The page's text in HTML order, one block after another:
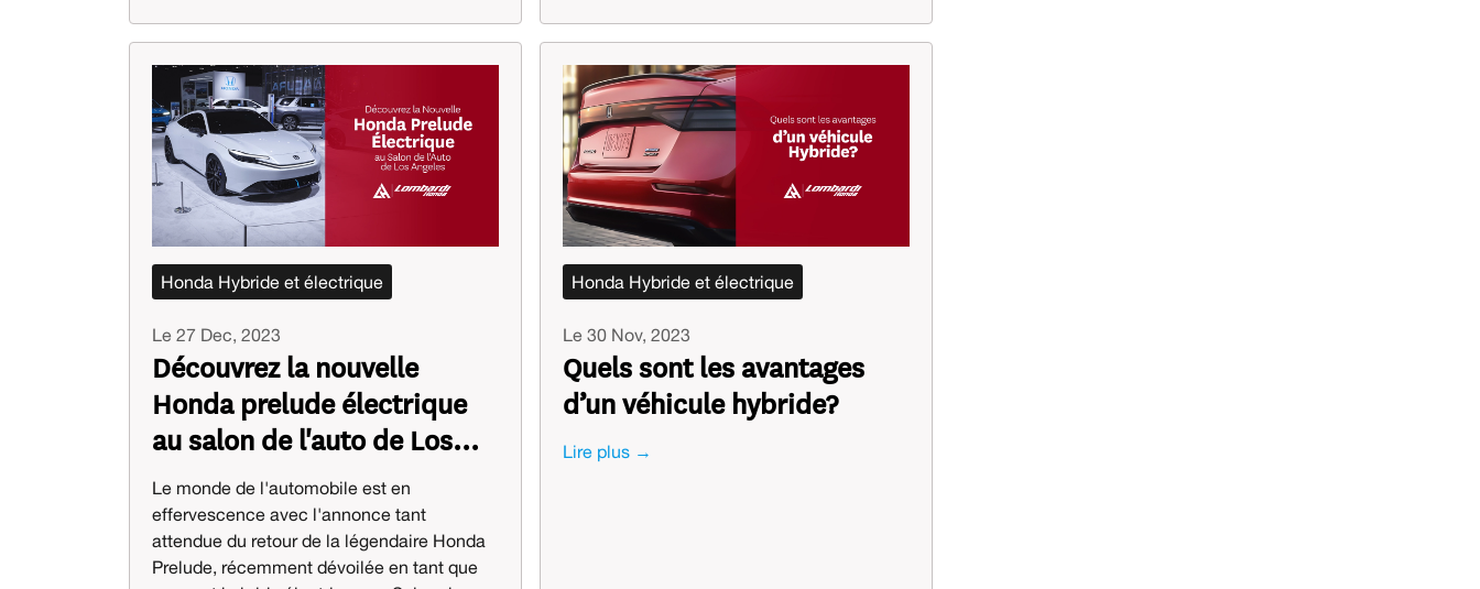
Honda Hybride et électrique
Le 27 Dec, 2023
Découvrez la nouvelle
Honda prelude électrique
au salon de l'auto de Los
Angeles
Le monde de l'automobile est en
effervescence avec l'annonce tant
attendue du retour de la légendaire Honda
Prelude, récemment dévoilée en tant que
Honda Hybride et électrique
Le 30 Nov, 2023
Quels sont les avantages
d’un véhicule hybride?
Lire plus →